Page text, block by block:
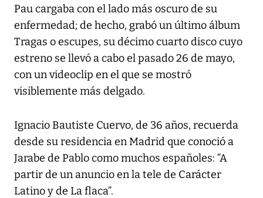
Pau cargaba con el lado más oscuro de su
enfermedad; de hecho, grabó un último álbum
Tragas o escupes, su décimo cuarto disco cuyo
estreno se llevó a cabo el pasado 26 de mayo,
con un videoclip en el que se mostró
visiblemente más delgado.
Ignacio Bautiste Cuervo, de 36 años, recuerda
desde su residencia en Madrid que conoció a
Jarabe de Pablo como muchos españoles: “A
partir de un anuncio en la tele de Carácter
Latino y de La flaca”.